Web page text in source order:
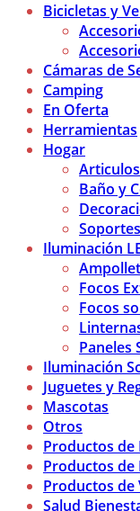
Bicicletas y
Cámaras de
Camping
En Oferta
Herramientas
Hogar
Baño y
Iluminación
Focos
Focos
Paneles
Iluminación
Juguetes y
Mascotas
Otros
Productos de
Productos de
Productos de
Salud